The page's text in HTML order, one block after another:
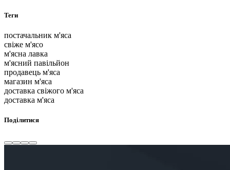
Теги
постачальник м'яса
свіже м'ясо
м'ясна лавка
м'ясний павільйон
продавець м'яса
магазин м'яса
доставка свіжого м'яса
доставка м'яса
Поділитися